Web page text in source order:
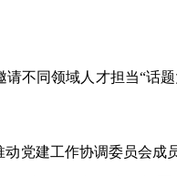
请不同领域人才担当“话
动党建工作协调委员会成